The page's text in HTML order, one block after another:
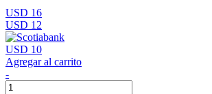
USD 16
USD 12
USD 10
Agregar al carrito
-